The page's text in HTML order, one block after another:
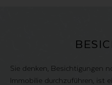
Sie denken, Besichtigungen
Immobilie durchzuführen, ist